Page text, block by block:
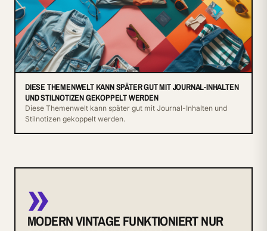
DIESE THEMENWELT KANN SPÄTER GUT MIT JOURNAL-INHALTEN
UND STILNOTIZEN GEKOPPELT WERDEN
Diese Themenwelt kann später gut mit Journal-Inhalten und
Stilnotizen gekoppelt werden.
»
MODERN VINTAGE FUNKTIONIERT NUR